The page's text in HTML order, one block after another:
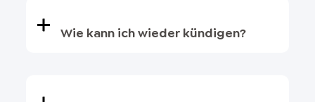
Wie kann ich wieder kündigen?